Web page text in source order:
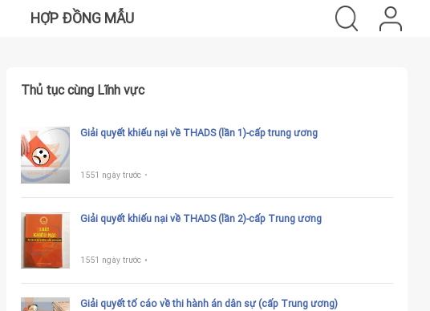
HỢP ĐỒNG MẪU
Thủ tục cùng Lĩnh vực
Giải quyết khiếu nại về THADS (lần 1)-cấp trung ương
1551 ngày trước
Giải quyết khiếu nại về THADS (lần 2)-cấp Trung ương
1551 ngày trước
Giải quyết tố cáo về thi hành án dân sự (cấp Trung ương)